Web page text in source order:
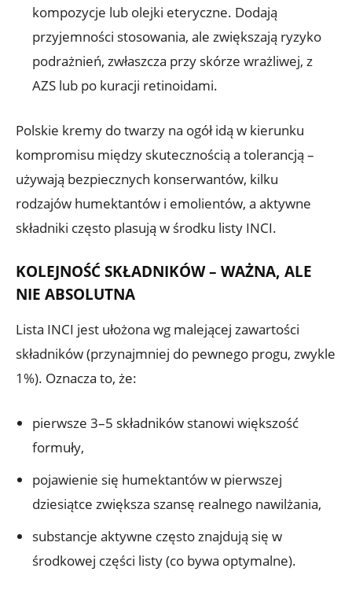
kompozycje lub olejki eteryczne. Dodają
przyjemności stosowania, ale zwiększają ryzyko
podrażnień, zwłaszcza przy skórze wrażliwej, z
AZS lub po kuracji retinoidami.
Polskie kremy do twarzy na ogół idą w kierunku
kompromisu między skutecznością a tolerancją –
używają bezpiecznych konserwantów, kilku
rodzajów humektantów i emolientów, a aktywne
składniki często plasują w środku listy INCI.
KOLEJNOŚĆ SKŁADNIKÓW – WAŻNA, ALE
NIE ABSOLUTNA
Lista INCI jest ułożona wg malejącej zawartości
składników (przynajmniej do pewnego progu, zwykle
1%). Oznacza to, że:
pierwsze 3–5 składników stanowi większość
formuły,
pojawienie się humektantów w pierwszej
dziesiątce zwiększa szansę realnego nawilżania,
substancje aktywne często znajdują się w
środkowej części listy (co bywa optymalne).